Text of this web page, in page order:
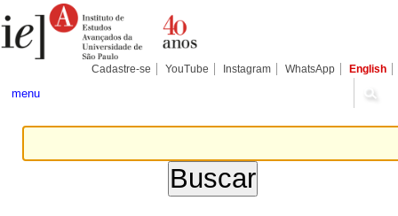
para
conteúdo.
Pessoais
Cadastre-se YouTube Instagram WhatsApp English
menu